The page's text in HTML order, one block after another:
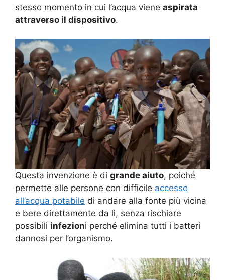
stesso momento in cui l’acqua viene aspirata
attraverso il dispositivo.
Questa invenzione è di grande aiuto, poiché
permette alle persone con difficile accesso
all’acqua potabile di andare alla fonte più vicina
e bere direttamente da lì, senza rischiare
possibili infezioni perché elimina tutti i batteri
dannosi per l’organismo.